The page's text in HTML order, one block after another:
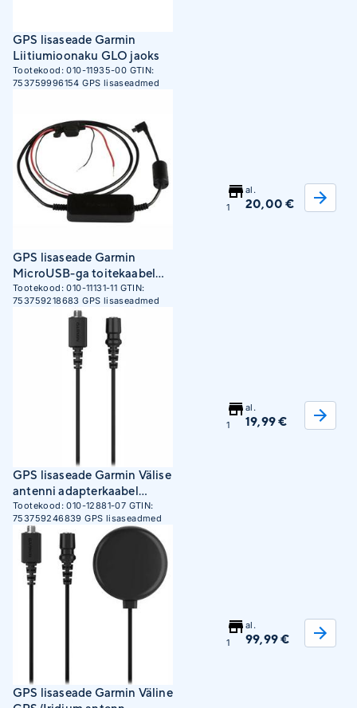
GPS lisaseade Garmin
Liitiumioonaku GLO jaoks
Tootekood:010-11935-00 GTIN:
753759996154 GPS lisaseadmed
GPS lisaseade Garmin
MicroUSB-ga toitekaabel
InReach Mini jaoks
Tootekood:010-11131-11 GTIN:
753759218683 GPS lisaseadmed
1
al.
20,00 €
GPS lisaseade Garmin Välise
antenni adapterkaabel
Montana 7xx jaoks
Tootekood:010-12881-07 GTIN:
753759246839 GPS lisaseadmed
1
al.
19,99 €
GPS lisaseade Garmin Väline
1
al.
99,99 €